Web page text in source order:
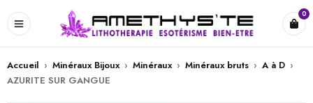
0
Accueil › Minéraux Bijoux › Minéraux › Minéraux bruts › A à D ›
AZURITE SUR GANGUE